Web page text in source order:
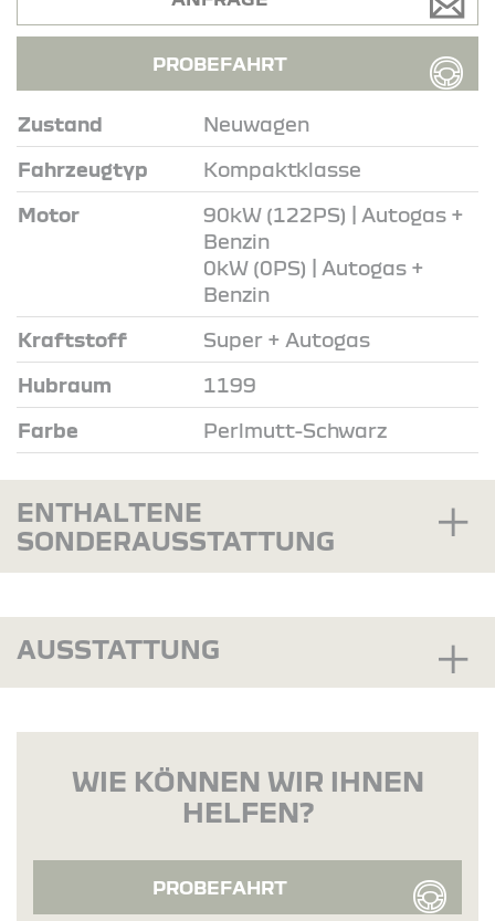
Zustand Neuwagen
Fahrzeugtyp Kompaktklasse
Motor
90kW (122PS) | Autogas +
Benzin
0kW (0PS) | Autogas +
Benzin
Kraftstoff Super + Autogas
Hubraum 1199
Farbe Perlmutt-Schwarz
PROBEFAHRT
ENTHALTENE
SONDERAUSSTATTUNG
AUSSTATTUNG
WIE KÖNNEN WIR IHNEN
HELFEN?
PROBEFAHRT